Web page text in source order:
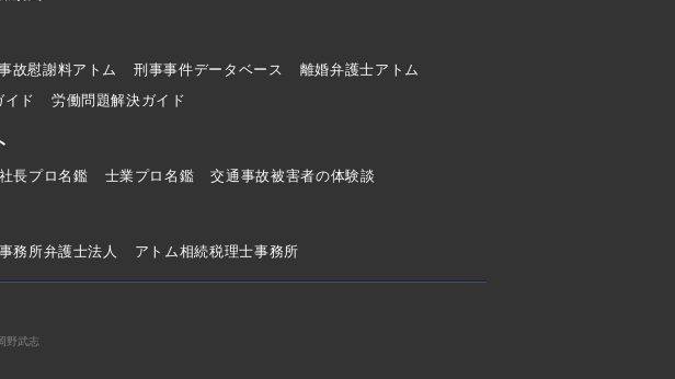
故慰謝料アトム 刑事事件データベース
離婚弁護士アトム
イド 労働問題解決ガイド
社長プロ名鑑 士業プロ名鑑 交通事故被害者の体験談
務所弁護士法人 アトム相続税理士事務所
野武志